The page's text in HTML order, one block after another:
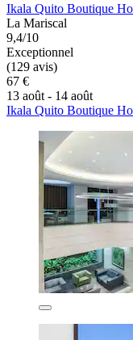
Ikala Quito Boutique
La Mariscal
9,4/10
Exceptionnel
(129 avis)
67 €
13 août - 14 août
Ikala Quito Boutique